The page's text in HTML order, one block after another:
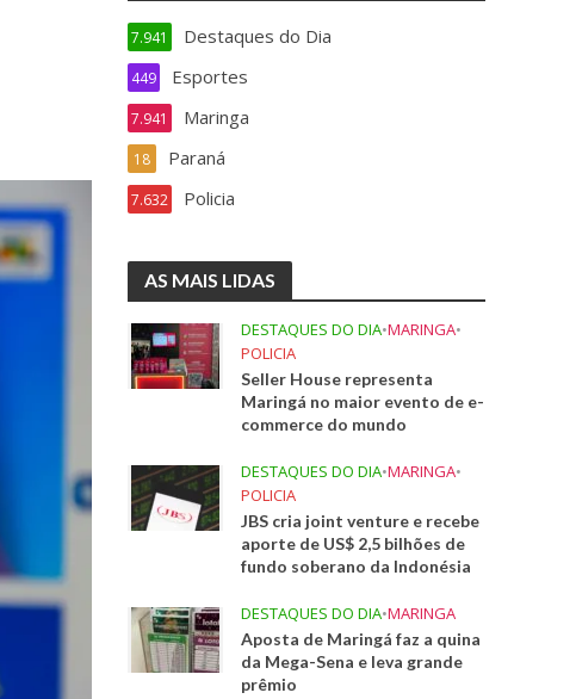
Destaques do Dia
7.941
Esportes
449
Maringa
7.941
Paraná
18
Policia
7.632
AS MAIS LIDAS
DESTAQUES DO DIA•MARINGA•
POLICIA
Seller House representa
Maringá no maior evento de e-
commerce do mundo
DESTAQUES DO DIA•MARINGA•
POLICIA
JBS cria joint venture e recebe
aporte de US$ 2,5 bilhões de
fundo soberano da Indonésia
DESTAQUES DO DIA•MARINGA
Aposta de Maringá faz a quina
da Mega-Sena e leva grande
prêmio